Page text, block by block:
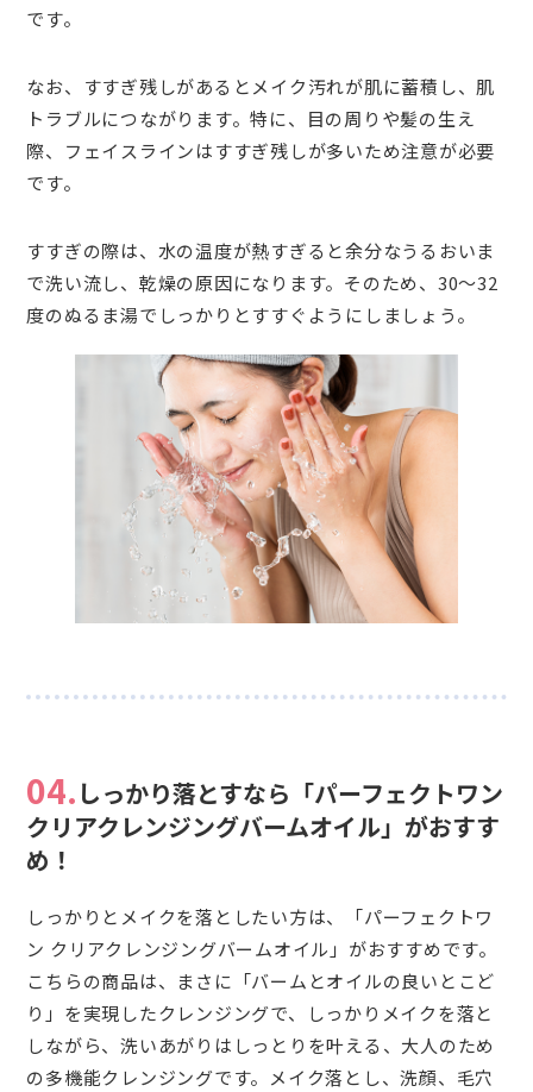
です。
なお、すすぎ残しがあるとメイク汚れが肌に蓄積し、肌
トラブルにつながります。特に、目の周りや髪の生え
際、フェイスラインはすすぎ残しが多いため注意が必要
です。
すすぎの際は、水の温度が熱すぎると余分なうるおいま
で洗い流し、乾燥の原因になります。そのため、30～32
度のぬるま湯でしっかりとすすぐようにしましょう。
04. しっかり落とすなら「パーフェクトワン
クリアクレンジングバームオイル」がおすす
め！
しっかりとメイクを落としたい方は、「パーフェクトワ
ン クリアクレンジングバームオイル」がおすすめです。
こちらの商品は、まさに「バームとオイルの良いとこど
り」を実現したクレンジングで、しっかりメイクを落と
しながら、洗いあがりはしっとりを叶える、大人のため
の多機能クレンジングです。メイク落とし、洗顔、毛穴